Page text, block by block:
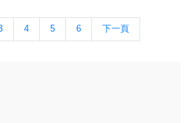
4 5 6 下一頁